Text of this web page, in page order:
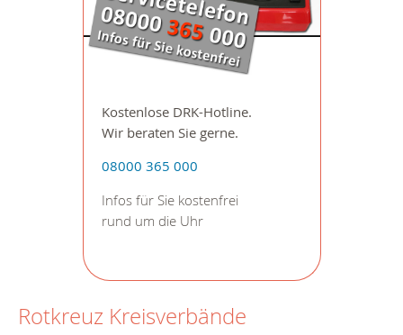
Kostenlose DRK-Hotline.
Wir beraten Sie gerne.
08000 365 000
Infos für Sie kostenfrei
rund um die Uhr
Rotkreuz Kreisverbände